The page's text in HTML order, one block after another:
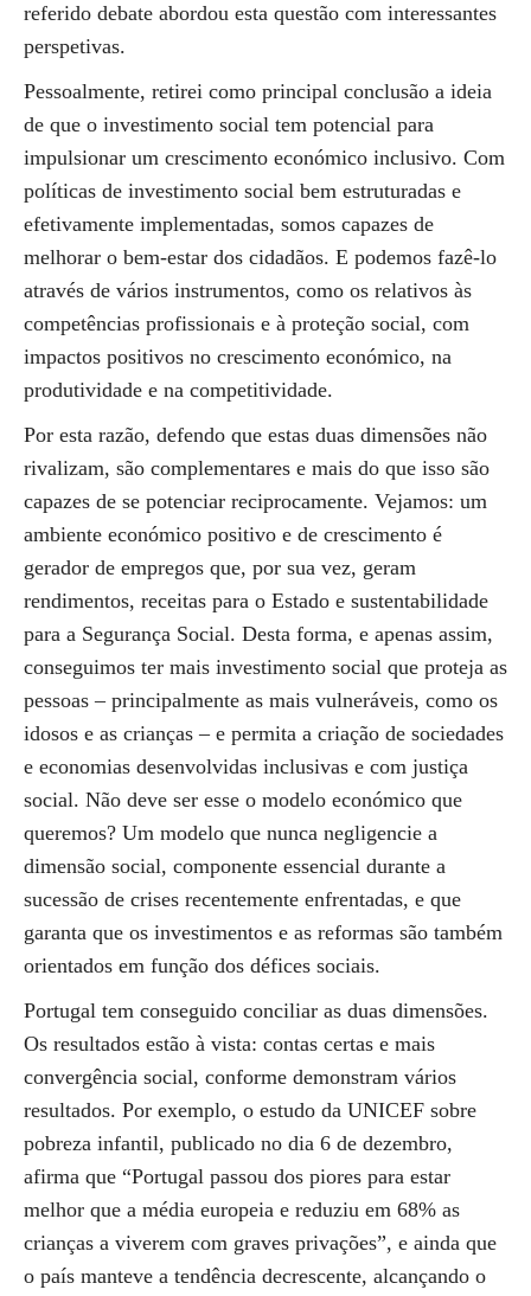
referido debate abordou esta questão com interessantes
perspetivas.
Pessoalmente, retirei como principal conclusão a ideia
de que o investimento social tem potencial para
impulsionar um crescimento económico inclusivo. Com
políticas de investimento social bem estruturadas e
efetivamente implementadas, somos capazes de
melhorar o bem-estar dos cidadãos. E podemos fazê-lo
através de vários instrumentos, como os relativos às
competências profissionais e à proteção social, com
impactos positivos no crescimento económico, na
produtividade e na competitividade.
Por esta razão, defendo que estas duas dimensões não
rivalizam, são complementares e mais do que isso são
capazes de se potenciar reciprocamente. Vejamos: um
ambiente económico positivo e de crescimento é
gerador de empregos que, por sua vez, geram
rendimentos, receitas para o Estado e sustentabilidade
para a Segurança Social. Desta forma, e apenas assim,
conseguimos ter mais investimento social que proteja as
pessoas – principalmente as mais vulneráveis, como os
idosos e as crianças – e permita a criação de sociedades
e economias desenvolvidas inclusivas e com justiça
social. Não deve ser esse o modelo económico que
queremos? Um modelo que nunca negligencie a
dimensão social, componente essencial durante a
sucessão de crises recentemente enfrentadas, e que
garanta que os investimentos e as reformas são também
orientados em função dos défices sociais.
Portugal tem conseguido conciliar as duas dimensões.
Os resultados estão à vista: contas certas e mais
convergência social, conforme demonstram vários
resultados. Por exemplo, o estudo da UNICEF sobre
pobreza infantil, publicado no dia 6 de dezembro,
afirma que “Portugal passou dos piores para estar
melhor que a média europeia e reduziu em 68% as
crianças a viverem com graves privações”, e ainda que
o país manteve a tendência decrescente, alcançando o